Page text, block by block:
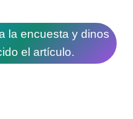
la encuesta y dinos
el artículo.